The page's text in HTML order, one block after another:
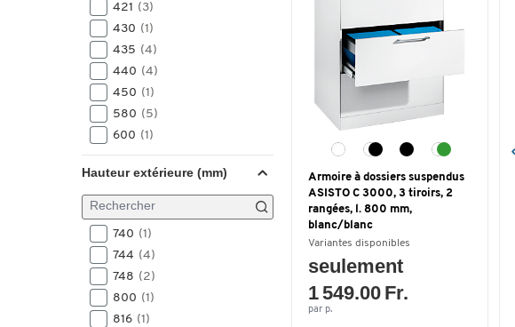
421 (3)
430 (1)
435 (4)
440 (4)
450 (1)
580 (5)
600 (1)
Hauteur extérieure (mm)
740 (1)
744 (4)
748 (2)
800 (1)
816 (1)
Armoire à dossiers suspendus
ASISTO C 3000, 3 tiroirs, 2
rangées, l. 800 mm,
blanc/blanc
Variantes disponibles
seulement
1 549.00 Fr.
par p.